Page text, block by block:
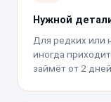
Нужной
Для редких или
иногда
займёт от 2 дней.